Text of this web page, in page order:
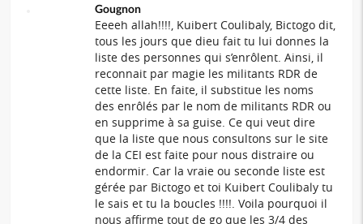
Gougnon
Eeeeh allah!!!!, Kuibert Coulibaly, Bictogo dit,
tous les jours que dieu fait tu lui donnes la
liste des personnes qui s’enrôlent. Ainsi, il
reconnait par magie les militants RDR de
cette liste. En faite, il substitue les noms
des enrôlés par le nom de militants RDR ou
en supprime à sa guise. Ce qui veut dire
que la liste que nous consultons sur le site
de la CEI est faite pour nous distraire ou
endormir. Car la vraie ou seconde liste est
gérée par Bictogo et toi Kuibert Coulibaly tu
le sais et tu la boucles !!!!. Voila pourquoi il
nous affirme tout de go que les 3/4 des